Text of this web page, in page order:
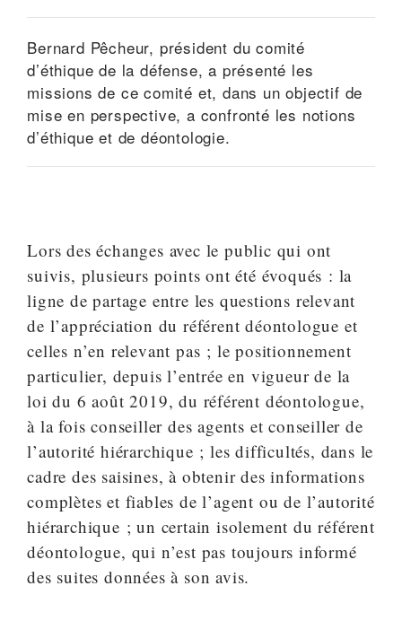
Bernard Pêcheur, président du comité
d’éthique de la défense, a présenté les
missions de ce comité et, dans un objectif de
mise en perspective, a confronté les notions
d’éthique et de déontologie.
Lors des échanges avec le public qui ont
suivis, plusieurs points ont été évoqués : la
ligne de partage entre les questions relevant
de l’appréciation du référent déontologue et
celles n’en relevant pas ; le positionnement
particulier, depuis l’entrée en vigueur de la
loi du 6 août 2019, du référent déontologue,
à la fois conseiller des agents et conseiller de
l’autorité hiérarchique ; les difficultés, dans le
cadre des saisines, à obtenir des informations
complètes et fiables de l’agent ou de l’autorité
hiérarchique ; un certain isolement du référent
déontologue, qui n’est pas toujours informé
des suites données à son avis.